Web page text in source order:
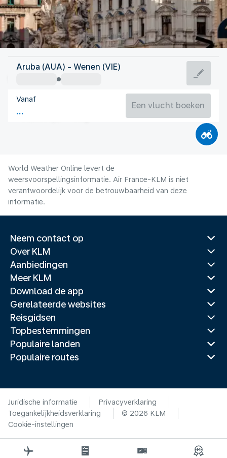
Oostenrijk
Wenen
Oostenrijk
Vluchttijd
Aruba (AUA) - Wenen (VIE)
Vanaf
Een vlucht boeken
World Weather Online levert de
weersvoorspellingsinformatie. Air France-KLM is niet
verantwoordelijk voor de betrouwbaarheid van deze
informatie.
Neem contact op
Over KLM
Aanbiedingen
Meer KLM
Download de app
Gerelateerde websites
Reisgidsen
Topbestemmingen
Populaire landen
Populaire routes
Juridische informatie
Privacyverklaring
Toegankelijkheidsverklaring
© 2026 KLM
Cookie-instellingen